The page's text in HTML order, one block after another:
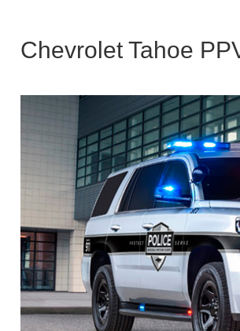
Chevrolet Tahoe